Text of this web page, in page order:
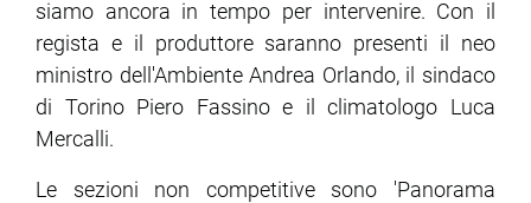
siamo ancora in tempo per intervenire. Con il
regista e il produttore saranno presenti il neo
ministro dell'Ambiente Andrea Orlando, il sindaco
di Torino Piero Fassino e il climatologo Luca
Mercalli.
Le sezioni non competitive sono 'Panorama